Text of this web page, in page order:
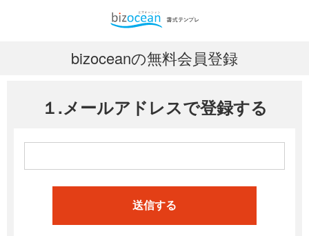
bizoceanの無料会員登録
１.メールアドレスで登録する
送信する